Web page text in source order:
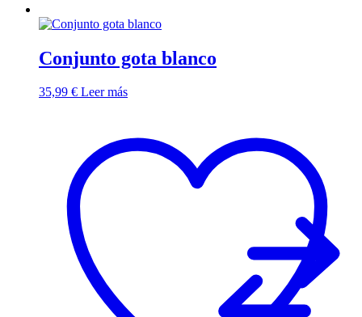
Conjunto gota blanco
35,99 € Leer más